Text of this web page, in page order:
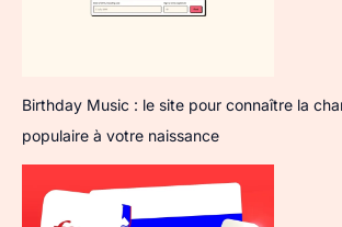
Birthday Music : le site pour connaître la
populaire à votre naissance